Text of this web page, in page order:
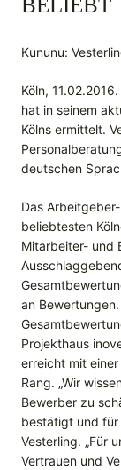
BELIEBT
Kununu:
Köln,
hat in seinem
Kölns ermittelt.
deutschen
Das
beliebtesten
Mitarbeiter- und
an
Projekthaus
erreicht mit
Rang. „Wir
Bewerber zu
bestätigt und für
Vesterling. „Für
Vertrauen und